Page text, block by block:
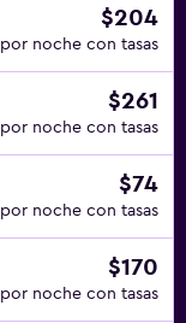
$204
por noche con tasas
$261
por noche con tasas
$74
por noche con tasas
$170
por noche con tasas